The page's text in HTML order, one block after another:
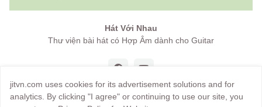
Hát Với Nhau
Thư viện bài hát có Hợp Âm dành cho Guitar
jitvn.com uses cookies for its advertisement solutions and for
analytics. By clicking "I agree" or continuing to use our site, you